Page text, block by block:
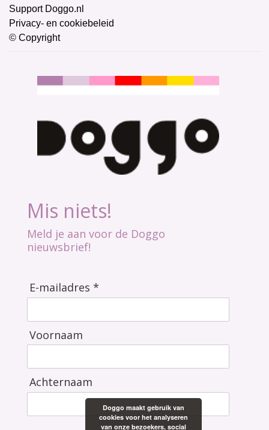
Support Doggo.nl
Privacy- en cookiebeleid
© Copyright
Mis niets!
Meld je aan voor de Doggo
nieuwsbrief!
E-mailadres *
Voornaam
Achternaam
Doggo maakt gebruik van
cookies voor het analyseren
van onze bezoekers, social